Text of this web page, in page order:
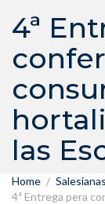
4ª
las
Home
4ª Entrega pera